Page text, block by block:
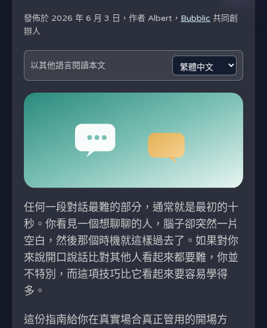
發佈於 2026 年 6 月 3 日，作者 Albert， Bubblic 共同創
辦人
以其他語言閱讀本文
任何一段對話最難的部分，通常就是最初的十
秒。你看見一個想聊聊的人，腦子卻突然一片
空白，然後那個時機就這樣過去了。如果對你
來說開口說話比對其他人看起來都要難，你並
不特別，而這項技巧比它看起來要容易學得
多。
這份指南給你在真實場合真正管用的開場方